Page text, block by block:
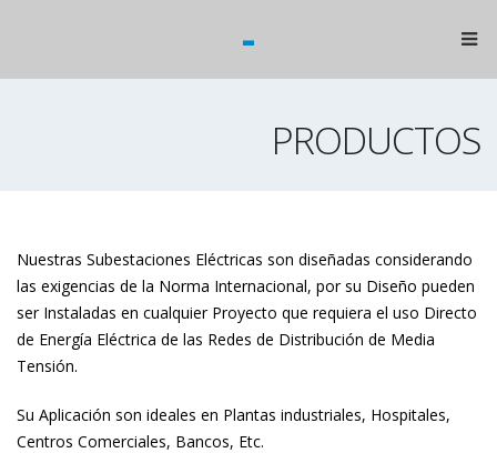
-
PRODUCTOS
Nuestras Subestaciones Eléctricas son diseñadas considerando
las exigencias de la Norma Internacional, por su Diseño pueden
ser Instaladas en cualquier Proyecto que requiera el uso Directo
de Energía Eléctrica de las Redes de Distribución de Media
Tensión.
Su Aplicación son ideales en Plantas industriales, Hospitales,
Centros Comerciales, Bancos, Etc.